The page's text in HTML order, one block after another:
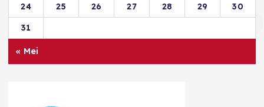
24
25 26 27 28 29
30
31
« Mei